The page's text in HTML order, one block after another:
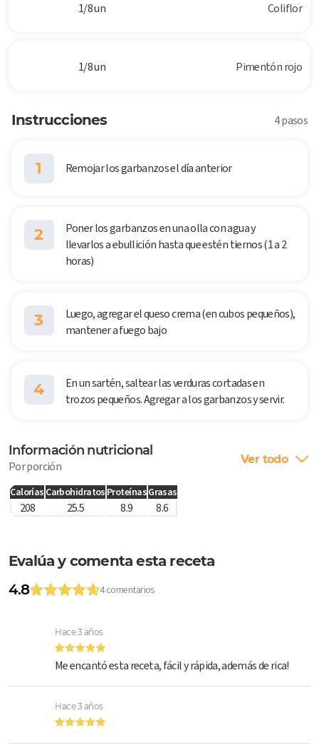
1/8 un Coliflor
1/8 un Pimentón rojo
Instrucciones 4 pasos
1 Remojar los garbanzos el día anterior
2
Poner los garbanzos en una olla con agua y
llevarlos a ebullición hasta que estén tiernos (1 a 2
horas)
3
Luego, agregar el queso crema (en cubos pequeños),
mantener a fuego bajo
4
En un sartén, saltear las verduras cortadas en
trozos pequeños. Agregar a los garbanzos y servir.
Información nutricional
Por porción Ver todo
Calorías Carbohidratos ProteínasGrasas
208 25.5 8.9 8.6
Evalúa y comenta esta receta
4.8
4 comentarios
Hace 3 años
Me encantó esta receta, fácil y rápida, además de rica!
Hace 3 años